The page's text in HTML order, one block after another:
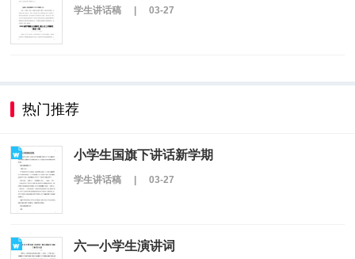
学生讲话稿 03-27
热门推荐
小学生国旗下讲话新学期
学生讲话稿 | 03-27
六一小学生演讲词